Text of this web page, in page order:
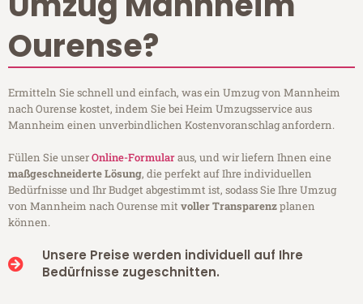
Ourense?
Ermitteln Sie schnell und einfach, was ein Umzug von Mannheim
nach Ourense kostet, indem Sie bei Heim Umzugsservice aus
Mannheim einen unverbindlichen Kostenvoranschlag anfordern.
Füllen Sie unserOnline-Formularaus, und wir liefern Ihnen eine
maßgeschneiderte Lösung, die perfekt auf Ihre individuellen
Bedürfnisse und Ihr Budget abgestimmt ist, sodass Sie Ihre Umzug
von Mannheim nach Ourense mitvoller Transparenzplanen
können.
Unsere Preise werden individuell auf Ihre
Bedürfnisse zugeschnitten.